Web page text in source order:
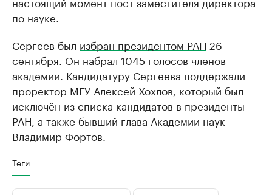
по науке.
Сергеев был избран президентом РАН 26
сентября. Он набрал 1045 голосов членов
академии. Кандидатуру Сергеева поддержали
проректор МГУ Алексей Хохлов, который был
исключён из списка кандидатов в президенты
РАН, а также бывший глава Академии наук
Владимир Фортов.
Теги